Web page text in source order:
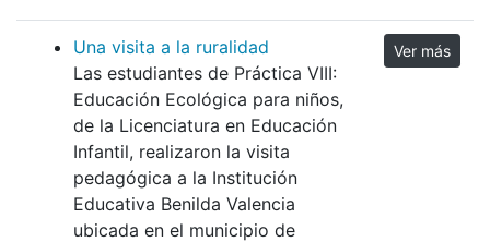
Una visita a la ruralidad
Las estudiantes de Práctica VIII:
Educación Ecológica para niños,
de la Licenciatura en Educación
Infantil, realizaron la visita
pedagógica a la Institución
Educativa Benilda Valencia
ubicada en el municipio de
Ver más